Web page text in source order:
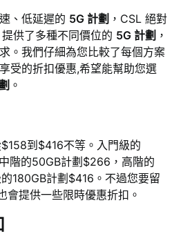
、低延遲的 5G 計劃 ，CSL 絕對
供了多種不同價位的 5G 計劃 ，
。我們仔細為您比較了每個方案
受的折扣優惠,希望能幫助您選
。
到$416不等。入門級的
階的50GB計劃$266，高階的
180GB計劃$416。不過您要留
會提供一些限時優惠折扣。